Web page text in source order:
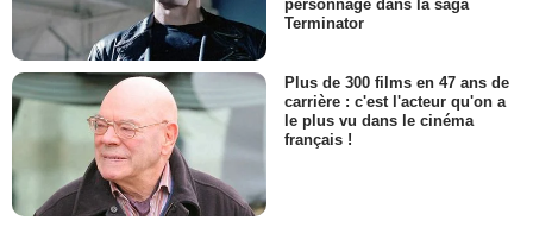
personnage dans la saga
Terminator
Plus de 300 films en 47 ans de
carrière : c'est l'acteur qu'on a
le plus vu dans le cinéma
français !